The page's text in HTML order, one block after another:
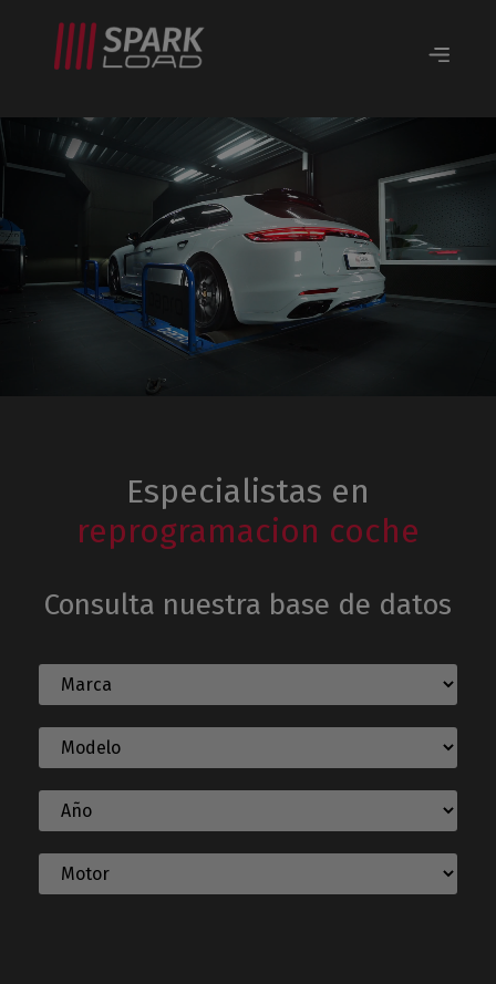
Especialistas en
reprogramacion coche
Consulta nuestra base de datos